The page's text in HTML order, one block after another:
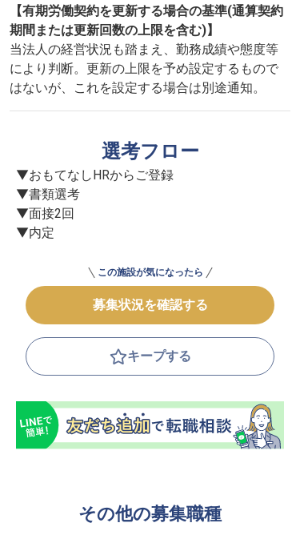
【有期労働契約を更新する場合の基準(通算契約
期間または更新回数の上限を含む)】
当法人の経営状況も踏まえ、勤務成績や態度等
により判断。更新の上限を予め設定するもので
はないが、これを設定する場合は別途通知。
選考フロー
▼おもてなしHRからご登録
▼書類選考
▼面接2回
▼内定
この施設が気になったら
募集状況を確認する
キープする
その他の募集職種